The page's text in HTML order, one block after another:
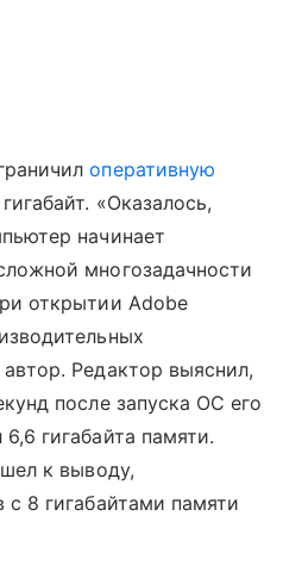
оперативную
«Оказалось,
начинает
многозадачности
открытии Adobe
Редактор выяснил,
после запуска ОС его
гигабайта памяти.
к выводу,
с 8 гигабайтами памяти